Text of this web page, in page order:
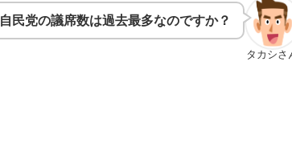
タカシさ
自民党の議席数は過去最多なのですか？